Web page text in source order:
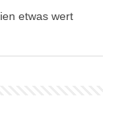
etwas wert